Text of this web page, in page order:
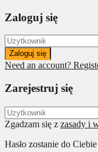
Zaloguj się
Zaloguj się
Need an account?
Zarejestruj się
Zgadzam się z zasady i
Hasło zostanie do